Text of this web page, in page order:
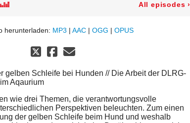
All episodes ›
herunterladen: MP3 | AAC | OGG | OPUS
gelben Schleife bei Hunden // Die Arbeit der DLRG-
Aqaurium
wie drei Themen, die verantwortungsvolle
Perspektiven beleuchten. Zum einen
der gelben Schleife beim Hund und weshalb